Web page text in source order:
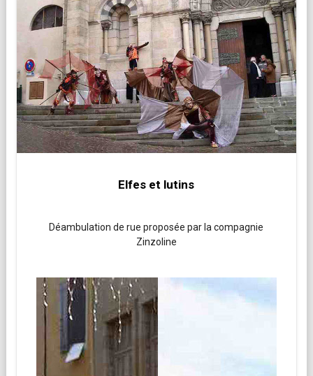
Elfes et lutins
Déambulation de rue proposée par la compagnie
Zinzoline